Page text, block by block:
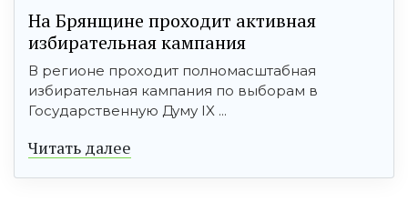
На Брянщине проходит активная
избирательная кампания
В регионе проходит полномасштабная
избирательная кампания по выборам в
Государственную Думу IX ...
Читать далее